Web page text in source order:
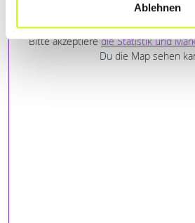
Ablehnen
Bitte akzeptieredie Statistik und
Du die Map sehen